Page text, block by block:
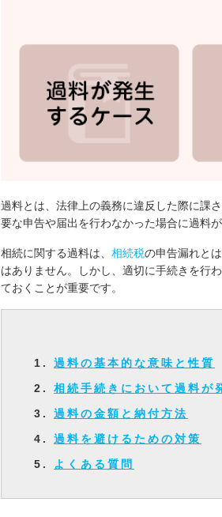
過料とは、法律上の義務に違反した際に課
要な申告や届出を行わなかった場合に過料
相続に関する過料は、 相続税の申告漏れと
はありません。しかし、適切に手続きを行
ておくことが重要です。
過料の基本的な意味と性質
相続手続きにおいて過料が
過料の金額と納付方法
過料を避けるための対策
よくある質問